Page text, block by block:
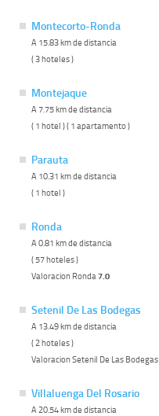
Montecorto-Ronda
A 15.83 km de distancia
( 3 hoteles )
Montejaque
A 7.75 km de distancia
( 1 hotel ) ( 1 apartamento )
Parauta
A 10.31 km de distancia
( 1 hotel )
Ronda
A 0.81 km de distancia
( 57 hoteles )
Valoracion Ronda7.0
Setenil De Las Bodegas
A 13.49 km de distancia
( 2 hoteles )
Valoracion Setenil De Las Bodegas
Villaluenga Del Rosario
A 20.54 km de distancia